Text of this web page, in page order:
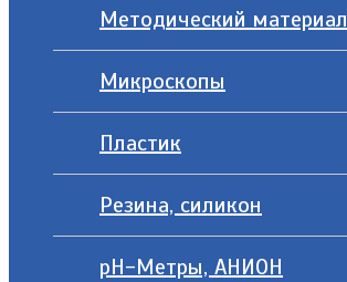
Методический материал
Микроскопы
Пластик
Резина, силикон
рН-Метры, АНИОН